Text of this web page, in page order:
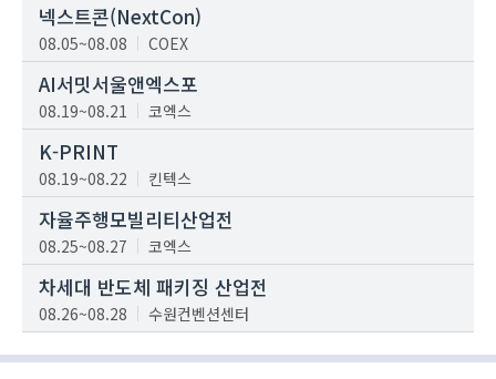
넥스트콘(NextCon)
08.05~08.08 COEX
AI서밋서울앤엑스포
08.19~08.21 코엑스
K-PRINT
08.19~08.22 킨텍스
자율주행모빌리티산업전
08.25~08.27 코엑스
차세대 반도체 패키징 산업전
08.26~08.28 수원컨벤션센터